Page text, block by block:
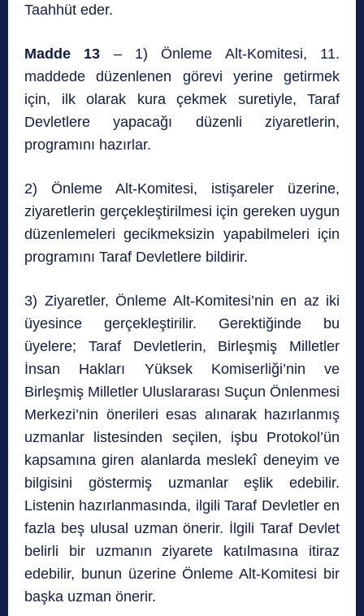
Taahhüt eder.
Madde 13 – 1) Önleme Alt-Komitesi, 11.
maddede düzenlenen görevi yerine getirmek
için, ilk olarak kura çekmek suretiyle, Taraf
Devletlere yapacağı düzenli ziyaretlerin,
programını hazırlar.
2) Önleme Alt-Komitesi, istişareler üzerine,
ziyaretlerin gerçekleştirilmesi için gereken uygun
düzenlemeleri gecikmeksizin yapabilmeleri için
programını Taraf Devletlere bildirir.
3) Ziyaretler, Önleme Alt-Komitesi’nin en az iki
üyesince gerçekleştirilir. Gerektiğinde bu
üyelere; Taraf Devletlerin, Birleşmiş Milletler
İnsan Hakları Yüksek Komiserliği’nin ve
Birleşmiş Milletler Uluslararası Suçun Önlenmesi
Merkezi’nin önerileri esas alınarak hazırlanmış
uzmanlar listesinden seçilen, işbu Protokol’ün
kapsamına giren alanlarda meslekî deneyim ve
bilgisini göstermiş uzmanlar eşlik edebilir.
Listenin hazırlanmasında, ilgili Taraf Devletler en
fazla beş ulusal uzman önerir. İlgili Taraf Devlet
belirli bir uzmanın ziyarete katılmasına itiraz
edebilir, bunun üzerine Önleme Alt-Komitesi bir
başka uzman önerir.